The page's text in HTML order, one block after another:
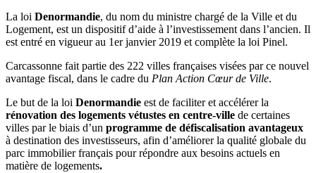
La loi Denormandie, du nom du ministre chargé de la Ville et du
Logement, est un dispositif d’aide à l’investissement dans l’ancien. Il
est entré en vigueur au 1er janvier 2019 et complète la loi Pinel.
Carcassonne fait partie des 222 villes françaises visées par ce nouvel
avantage fiscal, dans le cadre du Plan Action Cœur de Ville.
Le but de la loi Denormandie est de faciliter et accélérer la
rénovation des logements vétustes en centre-ville de certaines
villes par le biais d’un programme de défiscalisation avantageux
à destination des investisseurs, afin d’améliorer la qualité globale du
parc immobilier français pour répondre aux besoins actuels en
matière de logements.